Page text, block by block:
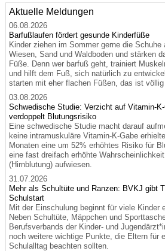
Aktuelle Meldungen
06.08.2026
Barfußlaufen fördert gesunde Kinderfüße
Kinder ziehen im Sommer gerne die
Wiesen, Sand und Waldboden und stärken
Füße. Denn wer barfuß geht, trainiert
und hilft dem Fuß, sich natürlich zu
starten mit eher flachen Füßen, das ist völlig
03.08.2026
Schwedische Studie: Verzicht auf Vitamin-
verdoppelt Blutungsrisiko
Eine schwedische Studie macht darauf
keine intramuskuläre Vitamin-K-Gabe
Monaten eine um 52% erhöhtes Risiko für
eine fast dreifach erhöhte
(Hirnblutung) aufwiesen.
31.07.2026
Mehr als Schultüte und Ranzen: BVKJ gibt
Schulstart
Mit der Einschulung beginnt für viele Kinder
Neben Schultüte, Mäppchen und
Berufsverbands der Kinder- und
noch weitere wichtige Punkte, die Eltern für
Schulalltag beachten sollten.